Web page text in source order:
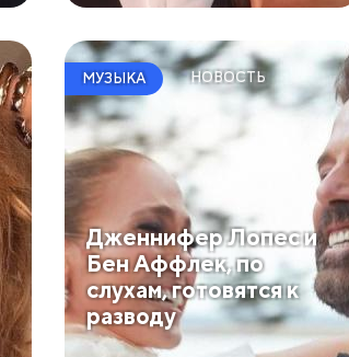
МУЗЫКА НОВОСТЬ
Дженнифер Лопес и
Бен Аффлек, по
слухам, готовятся к
разводу